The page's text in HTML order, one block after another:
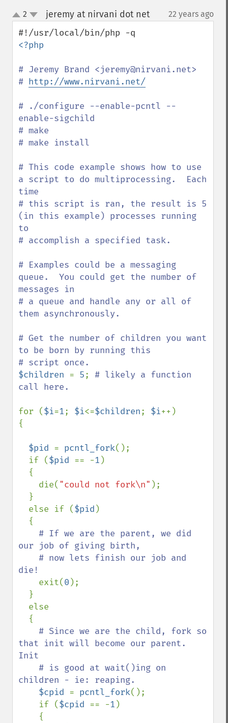
up
down
2 jeremy at nirvani dot net¶ 22 years ago
<?php
# Jeremy Brand <jeremy@nirvani.net>
# http://www.nirvani.net/
# ./configure --enable-pcntl --
enable-sigchild
# make
# make install
# This code example shows how to use
a script to do multiprocessing.  Each
time
# this script is ran, the result is 5
(in this example) processes running
to
# accomplish a specified task.
# Examples could be a messaging
queue.  You could get the number of
messages in
# a queue and handle any or all of
them asynchronously.
# Get the number of children you want
to be born by running this
$children = 5; # likely a function
call here.
for ($i=1; $i<=$children; $i++)
{
$pid = pcntl_fork();
  if (
$pid == -1 )
    die(
"could not fork\n" );
  else if (
$pid )
# If we are the parent, we did
our job of giving birth,
die!
exit(0 );
# Since we are the child, fork so
that init will become our parent.
Init
children - ie: reaping.
$cpid = pcntl_fork();
    if (
$cpid == -1 )